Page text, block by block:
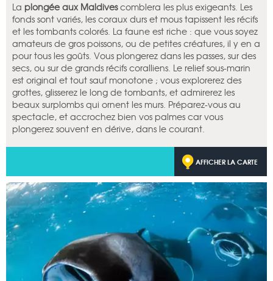
La plongée aux Maldivescomblera les plus exigeants. Les
fonds sont variés, les coraux durs et mous tapissent les récifs
et les tombants colorés. La faune est riche : que vous soyez
amateurs de gros poissons, ou de petites créatures, il y en a
pour tous les goûts. Vous plongerez dans les passes, sur des
secs, ou sur de grands récifs coralliens. Le relief sous-marin
est original et tout sauf monotone ; vous explorerez des
grottes, glisserez le long de tombants, et admirerez les
beaux surplombs qui ornent les murs. Préparez-vous au
spectacle, et accrochez bien vos palmes car vous
plongerez souvent en dérive, dans le courant.
AFFICHER LA CARTE